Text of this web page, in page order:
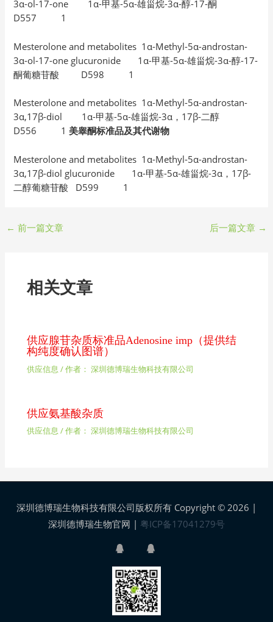
3α-ol-17-one 1α-甲基-5α-雄甾烷-3α-醇-17-酮
D557 1
Mesterolone and metabolites 1α-Methyl-5α-androstan-
3α-ol-17-one glucuronide 1α-甲基-5α-雄甾烷-3α-醇-17-
酮葡糖苷酸 D598 1
Mesterolone and metabolites 1α-Methyl-5α-androstan-
3α,17β-diol 1α-甲基-5α-雄甾烷-3α，17β-二醇
D556 1美睾酮标准品及其代谢物
Mesterolone and metabolites 1α-Methyl-5α-androstan-
3α,17β-diol glucuronide 1α-甲基-5α-雄甾烷-3α，17β-
二醇葡糖苷酸 D599 1
← 前一篇文章 后一篇文章 →
相关文章
供应腺苷杂质标准品Adenosine imp（提供结
构纯度确认图谱）
供应信息 / 作者： 深圳德博瑞生物科技有限公司
供应氨基酸杂质
供应信息 / 作者： 深圳德博瑞生物科技有限公司
深圳德博瑞生物科技有限公司版权所有 Copyright © 2026 |
深圳德博瑞生物官网 | 粤ICP备17041279号